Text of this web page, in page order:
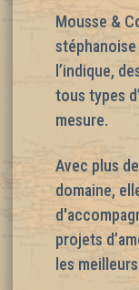
Mousse &
l’indique,
tous types
mesure.
Avec plus
domaine,
projets
les